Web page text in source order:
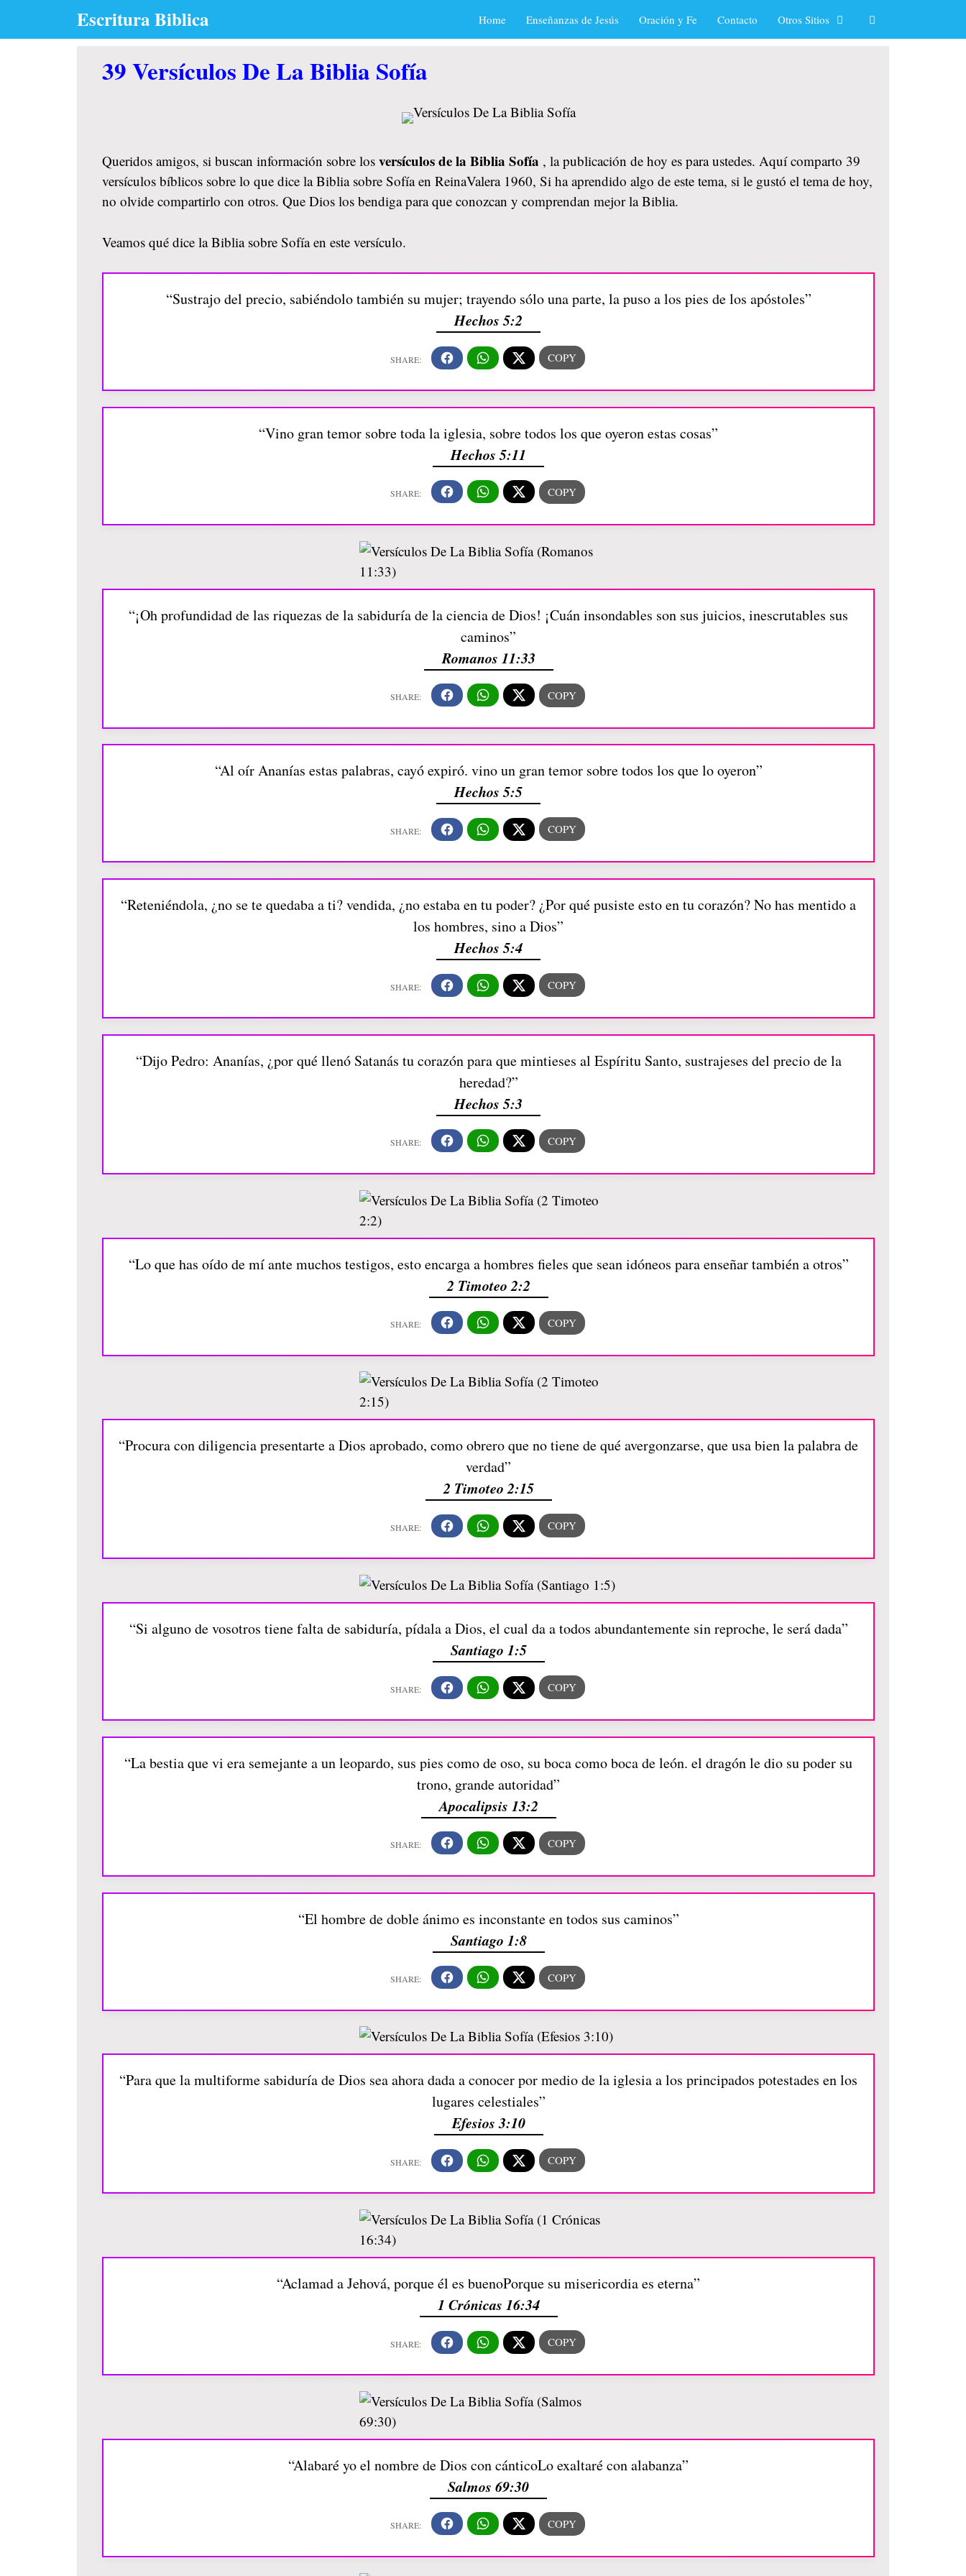
Escritura Biblica Home Enseñanzas de Jesús Oración y Fe Contacto Otros Sitios
39 Versículos De La Biblia Sofía
Queridos amigos, si buscan información sobre los versículos de la Biblia Sofía , la publicación de hoy es para ustedes. Aquí comparto 39
versículos bíblicos sobre lo que dice la Biblia sobre Sofía en ReinaValera 1960, Si ha aprendido algo de este tema, si le gustó el tema de hoy,
no olvide compartirlo con otros. Que Dios los bendiga para que conozcan y comprendan mejor la Biblia.
Veamos qué dice la Biblia sobre Sofía en este versículo.
“Sustrajo del precio, sabiéndolo también su mujer; trayendo sólo una parte, la puso a los pies de los apóstoles”
Hechos 5:2
“Vino gran temor sobre toda la iglesia, sobre todos los que oyeron estas cosas”
Hechos 5:11
“¡Oh profundidad de las riquezas de la sabiduría de la ciencia de Dios! ¡Cuán insondables son sus juicios, inescrutables sus
caminos”
Romanos 11:33
“Al oír Ananías estas palabras, cayó expiró. vino un gran temor sobre todos los que lo oyeron”
Hechos 5:5
“Reteniéndola, ¿no se te quedaba a ti? vendida, ¿no estaba en tu poder? ¿Por qué pusiste esto en tu corazón? No has mentido a
los hombres, sino a Dios”
Hechos 5:4
“Dijo Pedro: Ananías, ¿por qué llenó Satanás tu corazón para que mintieses al Espíritu Santo, sustrajeses del precio de la
heredad?”
Hechos 5:3
“Lo que has oído de mí ante muchos testigos, esto encarga a hombres fieles que sean idóneos para enseñar también a otros”
2 Timoteo 2:2
“Procura con diligencia presentarte a Dios aprobado, como obrero que no tiene de qué avergonzarse, que usa bien la palabra de
verdad”
2 Timoteo 2:15
“Si alguno de vosotros tiene falta de sabiduría, pídala a Dios, el cual da a todos abundantemente sin reproche, le será dada”
Santiago 1:5
“La bestia que vi era semejante a un leopardo, sus pies como de oso, su boca como boca de león. el dragón le dio su poder su
trono, grande autoridad”
Apocalipsis 13:2
“El hombre de doble ánimo es inconstante en todos sus caminos”
Santiago 1:8
“Para que la multiforme sabiduría de Dios sea ahora dada a conocer por medio de la iglesia a los principados potestades en los
lugares celestiales”
Efesios 3:10
“Aclamad a Jehová, porque él es buenoPorque su misericordia es eterna”
1 Crónicas 16:34
“Alabaré yo el nombre de Dios con cánticoLo exaltaré con alabanza”
Salmos 69:30